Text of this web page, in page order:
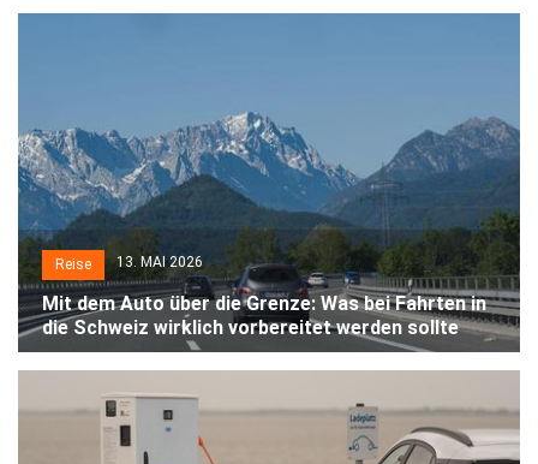
Reise 13. MAI 2026
Mit dem Auto über die Grenze: Was bei Fahrten in
die Schweiz wirklich vorbereitet werden sollte